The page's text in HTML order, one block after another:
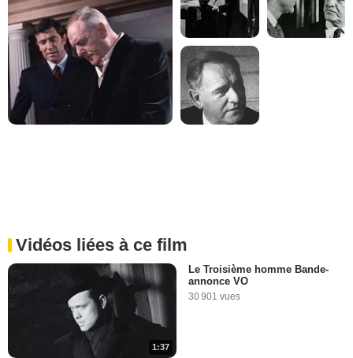
Vidéos liées à ce film
1:37
Le Troisième homme Bande-
annonce VO
30 901 vues